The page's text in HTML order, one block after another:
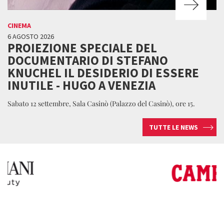
CINEMA
6 AGOSTO 2026
PROIEZIONE SPECIALE DEL
DOCUMENTARIO DI STEFANO
KNUCHEL IL DESIDERIO DI ESSERE
INUTILE - HUGO A VENEZIA
Sabato 12 settembre, Sala Casinò (Palazzo del Casinò), ore 15.
TUTTE LE NEWS